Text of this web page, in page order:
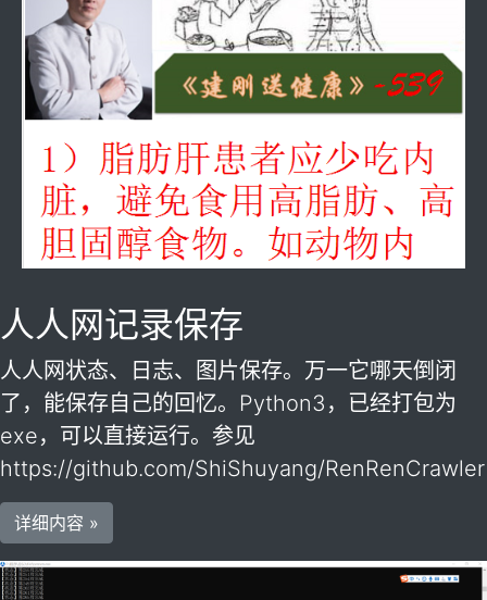
人人网记录保存
人人网状态、日志、图片保存。万一它哪天倒闭
了，能保存自己的回忆。Python3，已经打包为
exe，可以直接运行。参见
https://github.com/ShiShuyang/RenRenCrawler
详细内容 »